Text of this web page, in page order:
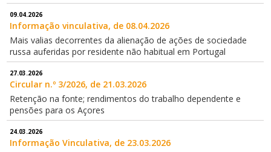
09.04.2026
Informação vinculativa, de 08.04.2026
Mais valias decorrentes da alienação de ações de sociedade
russa auferidas por residente não habitual em Portugal
27.03.2026
Circular n.º 3/2026, de 21.03.2026
Retenção na fonte; rendimentos do trabalho dependente e
pensões para os Açores
24.03.2026
Informação Vinculativa, de 23.03.2026